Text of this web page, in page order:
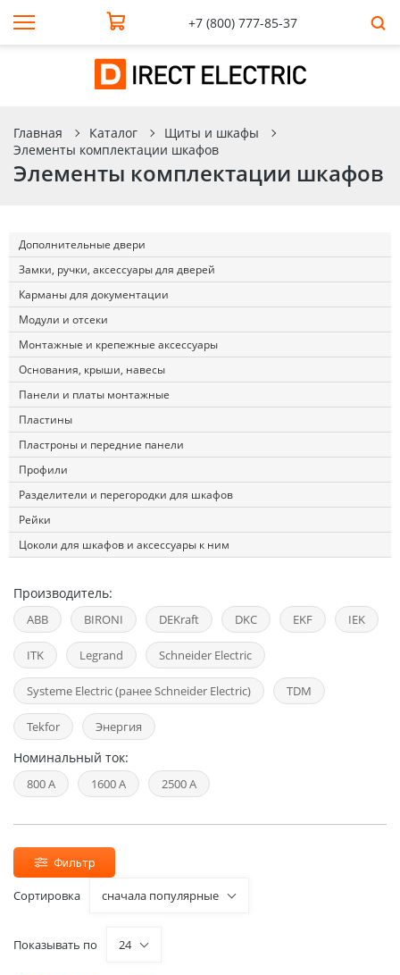
+7 (800) 777-85-37
Главная Каталог
Щиты и шкафы
Элементы комплектации шкафов
Элементы комплектации шкафов
Дополнительные двери
Замки, ручки, аксессуары для дверей
Карманы для документации
Модули и отсеки
Монтажные и крепежные аксессуары
Основания, крыши, навесы
Панели и платы монтажные
Пластины
Пластроны и передние панели
Профили
Разделители и перегородки для шкафов
Рейки
Цоколи для шкафов и аксессуары к ним
Производитель:
ABB BIRONI DEKraft DKC EKF IEK
ITK Legrand Schneider Electric
Systeme Electric (ранее Schneider Electric) TDM
Tekfor Энергия
Номинальный ток:
800 А 1600 А 2500 А
Фильтр
Сортировка сначала популярные
Показывать по 24